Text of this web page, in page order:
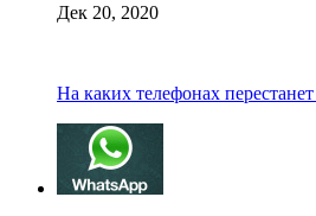
Дек 20, 2020
На каких телефонах